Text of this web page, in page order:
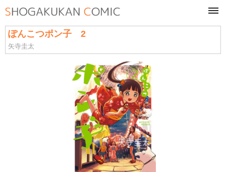
ぽんこつポン子 2
矢寺圭太